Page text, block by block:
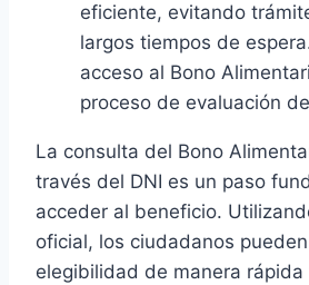
eficiente, evitando
largos tiempos de
acceso al Bono
proceso de evaluación
La consulta del Bono
través del DNI es un paso
acceder al beneficio.
oficial, los ciudadanos
elegibilidad de manera rápida